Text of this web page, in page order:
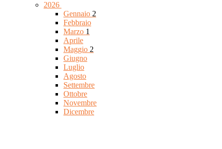
2026
Gennaio 2
Febbraio
Marzo 1
Aprile
Maggio 2
Giugno
Luglio
Agosto
Settembre
Ottobre
Novembre
Dicembre